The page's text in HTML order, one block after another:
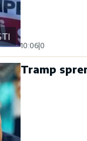
10:06 0
Tramp